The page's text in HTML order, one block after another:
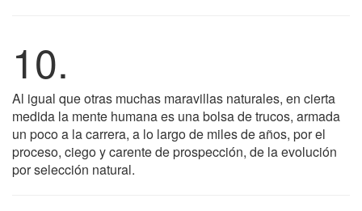
10.
Al igual que otras muchas maravillas naturales, en cierta
medida la mente humana es una bolsa de trucos, armada
un poco a la carrera, a lo largo de miles de años, por el
proceso, ciego y carente de prospección, de la evolución
por selección natural.